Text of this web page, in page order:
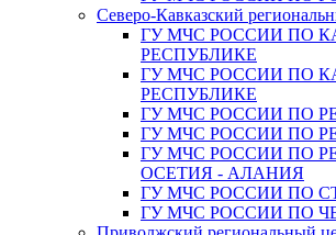
Северо-Кавказский
ГУ МЧС РОССИИ ПО
РЕСПУБЛИКЕ
ГУ МЧС РОССИИ ПО
РЕСПУБЛИКЕ
ГУ МЧС РОССИИ ПО
ГУ МЧС РОССИИ ПО
ГУ МЧС РОССИИ ПО
ОСЕТИЯ - АЛАНИЯ
ГУ МЧС РОССИИ ПО
ГУ МЧС РОССИИ ПО